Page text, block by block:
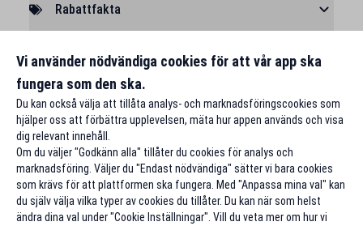
Rabattfakta
Rapportera ett problem
Vi använder nödvändiga cookies för att vår app ska
fungera som den ska.
Du kan också välja att tillåta analys- och marknadsföringscookies som
hjälper oss att förbättra upplevelsen, mäta hur appen används och visa
dig relevant innehåll.
Om du väljer "Godkänn alla" tillåter du cookies för analys och
marknadsföring. Väljer du "Endast nödvändiga" sätter vi bara cookies
som krävs för att plattformen ska fungera. Med "Anpassa mina val" kan
du själv välja vilka typer av cookies du tillåter. Du kan när som helst
ändra dina val under "Cookie Inställningar". Vill du veta mer om hur vi